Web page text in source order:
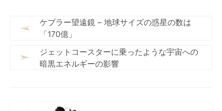
ケプラー望遠鏡 – 地球サイズの惑星の数は
「170億」
ジェットコースターに乗ったような宇宙への
暗黒エネルギーの影響